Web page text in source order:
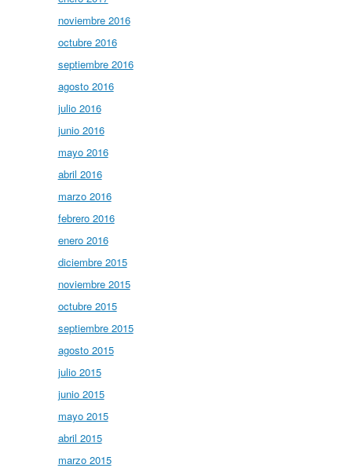
noviembre 2016
octubre 2016
septiembre 2016
agosto 2016
julio 2016
junio 2016
mayo 2016
abril 2016
marzo 2016
febrero 2016
enero 2016
diciembre 2015
noviembre 2015
octubre 2015
septiembre 2015
agosto 2015
julio 2015
junio 2015
mayo 2015
abril 2015
marzo 2015